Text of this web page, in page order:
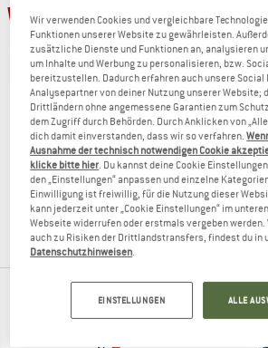
50%
UNPARALLEL
Regulus
Kletterschuhe
164,95 €82,48 €
4,3(7)
TOP PRODUKTE DEINER
Wir verwenden Cookies und vergleichbare
Funktionen unserer Website zu gewährleisten.
zusätzliche Dienste und Funktionen an, analysieren
um Inhalte und Werbung zu personalisieren, bzw.
bereitzustellen. Dadurch erfahren auch unsere Social
Analysepartner von deiner Nutzung unserer
Drittländern ohne angemessene Garantien zum
dem Zugriff durch Behörden. Durch Anklicken von
dich damit einverstanden, dass wir so verfahren.
Ausnahme der technisch notwendigen Cookie
klicke bitte hier. Du kannst deine Cookie
den „Einstellungen“ anpassen und einzelne
Einwilligung ist freiwillig, für die Nutzung dieser
kann jederzeit unter „Cookie Einstellungen“ im
Webseite widerrufen oder erstmals vergeben
auch zu Risiken der Drittlandstransfers, findest du in
Datenschutzhinweisen.
EINSTELLUNGEN ALLE